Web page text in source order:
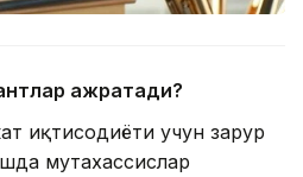
ажратади?
иқтисодиёти учун зарур
мутахассислар